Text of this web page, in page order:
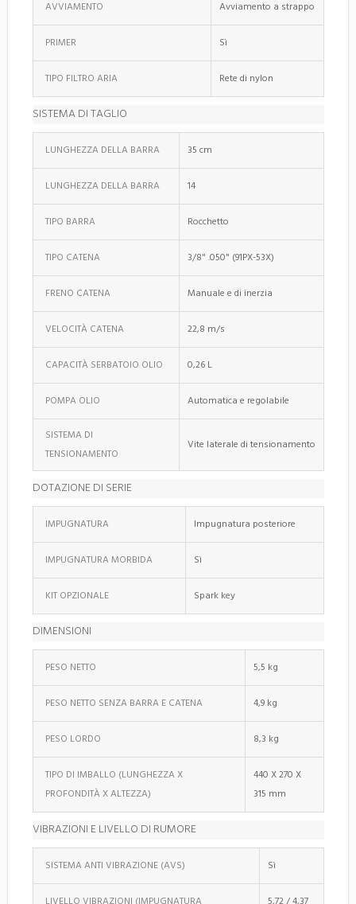
AVVIAMENTO Avviamento a strappo
PRIMER Sì
TIPO FILTRO ARIA Rete di nylon
SISTEMA DI TAGLIO
LUNGHEZZA DELLA BARRA 35 cm
LUNGHEZZA DELLA BARRA 14
TIPO BARRA Rocchetto
TIPO CATENA 3/8" .050" (91PX-53X)
FRENO CATENA Manuale e di inerzia
VELOCITÀ CATENA 22,8 m/s
CAPACITÀ SERBATOIO OLIO 0,26 L
POMPA OLIO Automatica e regolabile
SISTEMA DI
TENSIONAMENTO
Vite laterale di tensionamento
DOTAZIONE DI SERIE
IMPUGNATURA Impugnatura posteriore
IMPUGNATURA MORBIDA Sì
KIT OPZIONALE Spark key
DIMENSIONI
PESO NETTO 5,5 kg
PESO NETTO SENZA BARRA E CATENA 4,9 kg
PESO LORDO 8,3 kg
TIPO DI IMBALLO (LUNGHEZZA X
PROFONDITÀ X ALTEZZA)
440 X 270 X
315 mm
VIBRAZIONI E LIVELLO DI RUMORE
SISTEMA ANTI VIBRAZIONE (AVS) Sì